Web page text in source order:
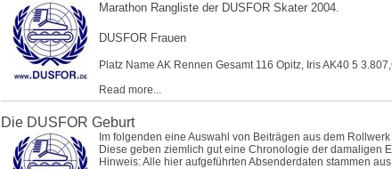
Marathon Rangliste der DUSFOR Skater 2004.
DUSFOR Frauen
Platz Name AK Rennen Gesamt 116Opitz, IrisAK40 5
Read more...
Die DUSFOR Geburt
Im folgenden eine Auswahl von Beiträgen aus dem
Diese geben ziemlich gut eine Chronologie der damaligen
Hinweis: Alle hier aufgeführten Absenderdaten stammen